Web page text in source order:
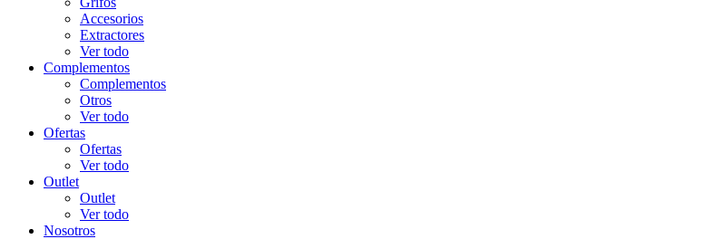
Accesorios
Extractores
Ver todo
Complementos
Complementos
Otros
Ver todo
Ofertas
Ofertas
Ver todo
Outlet
Outlet
Ver todo
Nosotros